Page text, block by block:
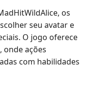
os
seu avatar e
O jogo oferece
onde ações
com habilidades